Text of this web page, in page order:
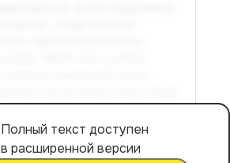
Полный текст доступен
в расширенной версии